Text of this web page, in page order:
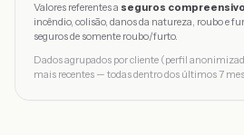
Valores referentes a seguros
incêndio, colisão, danos da natureza, roubo e
seguros de somente roubo/furto.
Dados agrupados por cliente (perfil
mais recentes — todas dentro dos últimos 7